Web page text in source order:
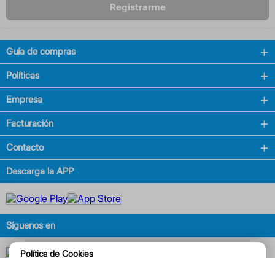
Política de Cookies
Registrarme
Guía de compras
Políticas
Empresa
Facturación
Contacto
Descarga la APP
Síguenos en